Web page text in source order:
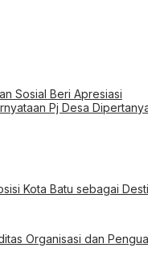
Sosial Beri Apresiasi
Pj Desa
Kota Batu sebagai
Organisasi dan